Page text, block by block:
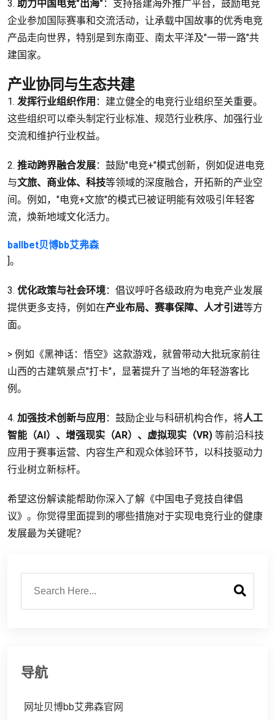
3. 助力中国电竞"出海" ：支持搭建海外推广平台，鼓励电竞
企业参加国际赛事和交流活动，让承载中国故事的优秀电竞
产品走向世界，特别是到东南亚、南太平洋及"一带一路"共
建国家。
产业协同与生态共建
1. 发挥行业组织作用 ：建立健全的电竞行业组织至关重要。
这些组织可以牵头制定行业标准、规范行业秩序、加强行业
交流和维护行业权益。
2. 推动跨界融合发展：鼓励"电竞+"模式创新，例如促进电竞
与文旅、商业体、科技等领域的深度融合，开拓新的产业空
间。例如，"电竞+文旅"的模式已被证明能有效吸引年轻客
流，焕新地域文化活力。
ballbet贝博bb艾弗森
]。
3. 优化政策与社会环境：倡议呼吁各级政府为电竞产业发展
提供更多支持，例如在产业布局、赛事保障、人才引进等方
面。
> 例如《黑神话：悟空》这款游戏，就曾带动大批玩家前往
山西的古建筑景点"打卡"，显著提升了当地的年轻游客比
例。
4. 加强技术创新与应用 ：鼓励企业与科研机构合作，将人工
智能（AI）、增强现实（AR）、虚拟现实（VR) 等前沿科技
应用于赛事运营、内容生产和观众体验环节，以科技驱动力
行业树立新标杆。
希望这份解读能帮助你深入了解《中国电子竞技自律倡
议》。你觉得里面提到的哪些措施对于实现电竞行业的健康
发展最为关键呢？
导航
网址贝博bb艾弗森官网